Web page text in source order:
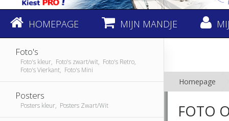
HOMEPAGE MIJN MANDJE
Foto's
Foto's kleur, Foto's zwart/wit, Foto's Retro,
Foto's Vierkant, Foto's Mini
Posters
Posters kleur, Posters Zwart/Wit
Homepage
FOTO